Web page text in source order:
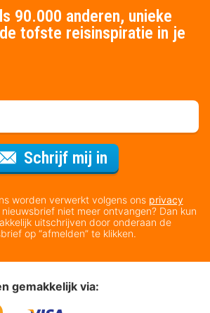
90.000 anderen, unieke
tofste reisinspiratie in je
Schrijf mij in
worden verwerkt volgens ons privacy
nieuwsbrief niet meer ontvangen? Dan kun
uitschrijven door onderaan de
op “afmelden” te klikken.
gemakkelijk via: